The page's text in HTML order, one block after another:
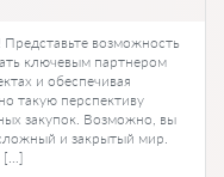
возможность
ключевым партнером
и обеспечивая
такую перспективу
закупок. Возможно, вы
и закрытый мир.
[…]